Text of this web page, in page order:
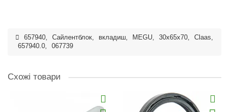
657940, Сайлентблок, вкладиш, MEGU, 30x65x70, Claas,
657940.0, 067739
Схожі товари